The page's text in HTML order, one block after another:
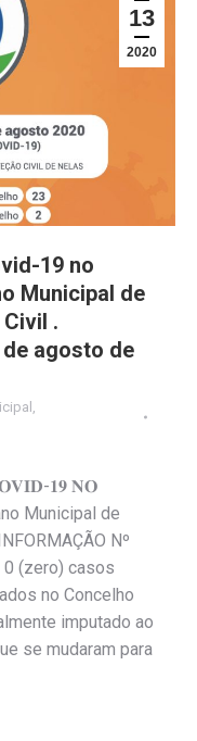
13
2020
19 no
Municipal de
.
agosto de
𝟏𝟗 𝐍𝐎
Municipal de
Nº
0 (zero) casos
no Concelho
imputado ao
se mudaram para